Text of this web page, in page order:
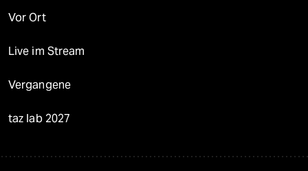
Vor Ort
Live im Stream
Vergangene
taz lab 2027